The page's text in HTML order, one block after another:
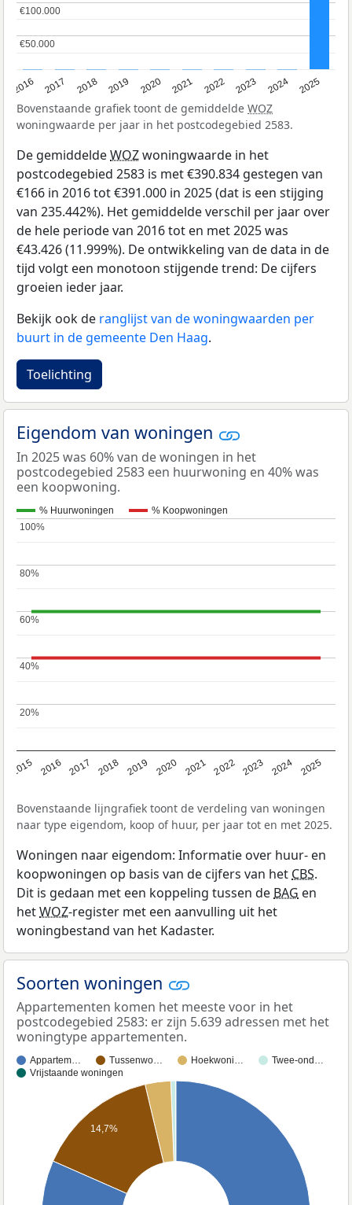
2016 2017 2018 2019 2020 2021 2022 2023 2024 2025
€50.000
€50.000
€100.000
€100.000
Bovenstaande grafiek toont de gemiddelde WOZ
woningwaarde per jaar in het postcodegebied 2583.
De gemiddeldeWOZwoningwaarde in het
postcodegebied 2583 is met €390.834 gestegen van
€166 in 2016 tot €391.000 in 2025 (dat is een stijging
van 235.442%). Het gemiddelde verschil per jaar over
de hele periode van 2016 tot en met 2025 was
€43.426 (11.999%). De ontwikkeling van de data in de
tijd volgt een monotoon stijgende trend: De cijfers
groeien ieder jaar.
Bekijk ook de ranglijst van de woningwaarden per
buurt in de gemeente Den Haag.
Toelichting
Eigendom van woningen
In 2025 was 60% van de woningen in het
postcodegebied 2583 een huurwoning en 40% was
een koopwoning.
% Huurwoningen % Koopwoningen
2015 2016 2017 2018 2019 2020 2021 2022 2023 2024 2025
20%
20%
40%
40%
60%
60%
80%
80%
100%
100%
Bovenstaande lijngrafiek toont de verdeling van woningen
naar type eigendom, koop of huur, per jaar tot en met 2025.
Woningen naar eigendom: Informatie over huur- en
koopwoningen op basis van de cijfers van het CBS.
Dit is gedaan met een koppeling tussen de BAG en
hetWOZ-register met een aanvulling uit het
woningbestand van het Kadaster.
Soorten woningen
Appartementen komen het meeste voor in het
postcodegebied 2583: er zijn 5.639 adressen met het
woningtype appartementen.
Appartem… Tussenwo… Hoekwoni…
Twee-ond…
Vrijstaande woningen
14,7%